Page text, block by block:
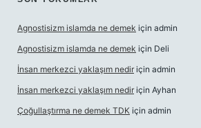
Agnostisizm islamda ne demek için admin
Agnostisizm islamda ne demek için Deli
İnsan merkezci yaklaşım nedir için admin
İnsan merkezci yaklaşım nedir için Ayhan
Çoğullaştırma ne demek TDK için admin